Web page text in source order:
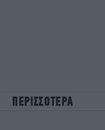
ΠΕΡΙΣΣΟΤΕΡΑ